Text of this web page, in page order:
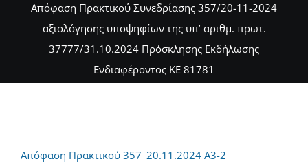
Aπόφαση Πρακτικού Συνεδρίασης 357/20-11-2024
αξιολόγησης υποψηφίων της υπ’ αριθμ. πρωτ.
37777/31.10.2024 Πρόσκλησης Εκδήλωσης
Ενδιαφέροντος ΚΕ 81781
Απόφαση Πρακτικού 357_20.11.2024 Α3-2